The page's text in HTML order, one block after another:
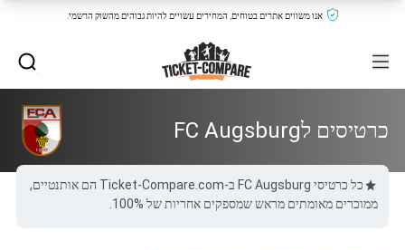
אנו משווים אתרים בטוחים, המחירים עשויים להיות גבוהים מהשוק הרשמי.
כרטיסים לFC Augsburg
כל כרטיסי FC Augsburg ב-Ticket-Compare.com הם אותנטיים,
ממוכרים מאומתים מראש שמספקים אחריות של 100%.